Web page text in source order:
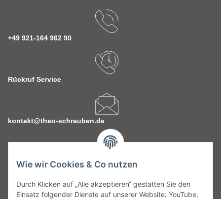
Wie wir Cookies & Co nutzen
Durch Klicken auf „Alle akzeptieren“ gestatten Sie den
Einsatz folgender Dienste auf unserer Website: YouTube,
+49 921-164 962 90
Rückruf Service
kontakt@theo-schrauben.de
Service